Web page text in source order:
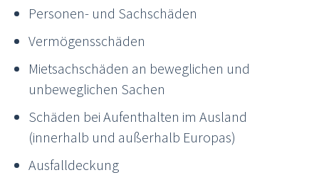
Personen- und Sachschäden
Vermögensschäden
Mietsachschäden an beweglichen und
unbeweglichen Sachen
Schäden bei Aufenthalten im Ausland
(innerhalb und außerhalb Europas)
Ausfalldeckung